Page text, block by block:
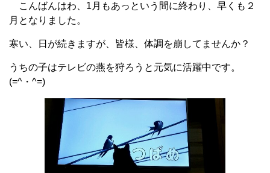
こんばんはわ、1月もあっという間に終わり、早くも２
月となりました。
寒い、日が続きますが、皆様、体調を崩してませんか？
うちの子はテレビの燕を狩ろうと元気に活躍中です。
(=^・^=)